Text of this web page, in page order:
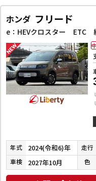
ホンダ フリード
年式 2024(令和6)年 走行
車検 2027年10月 色